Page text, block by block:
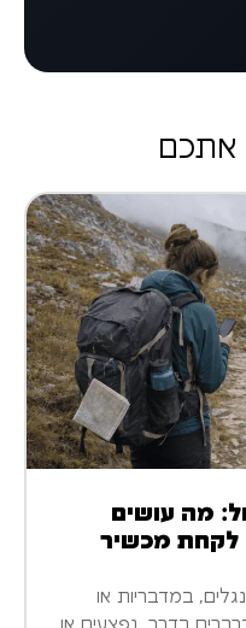
אתכם
מה עושים
לקחת מכשיר
במדבריות או